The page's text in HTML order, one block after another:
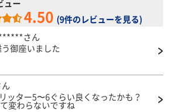
ュー
4.50 (9件のレビューを見る)
さん
ています 有難う御座いました
ッター5〜6ぐらい良くなったかも？
変わらないですね